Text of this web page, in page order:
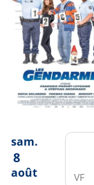
sam.
8
août VF